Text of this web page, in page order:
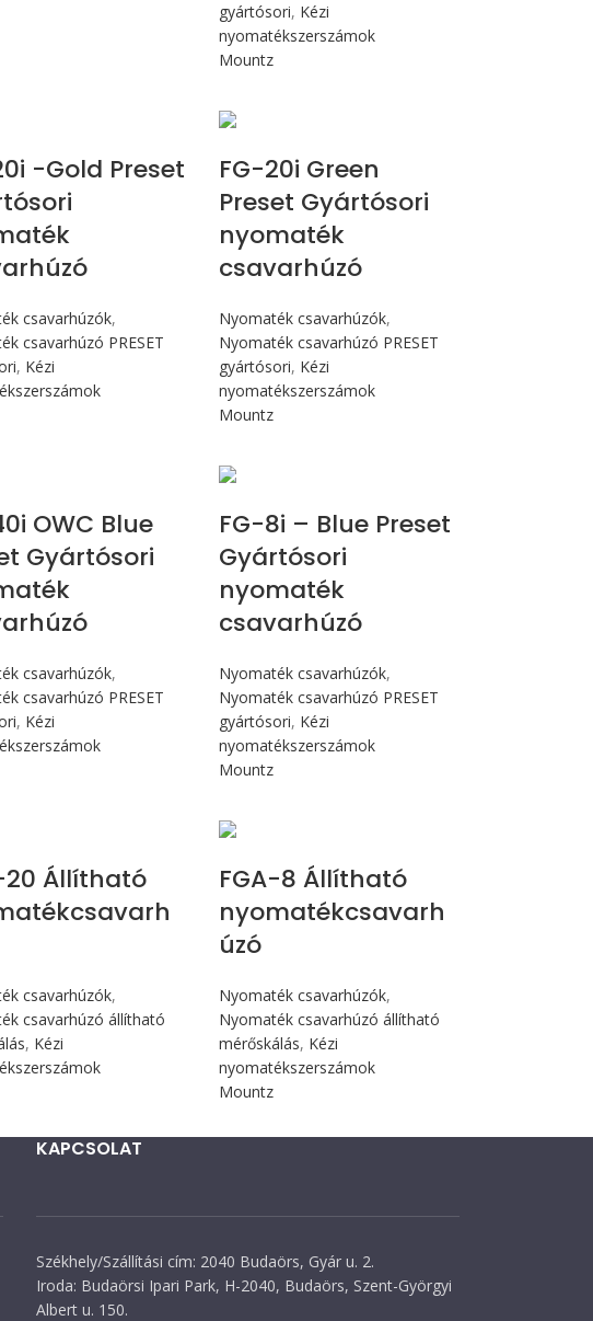
gyártósori, Kézi
nyomatékszerszámok
Mountz
-Gold Preset
csavarhúzók,
csavarhúzó PRESET
, Kézi
FG-20i Green
Preset Gyártósori
nyomaték
csavarhúzó
Nyomaték csavarhúzók,
Nyomaték csavarhúzó PRESET
gyártósori, Kézi
nyomatékszerszámok
Mountz
OWC Blue
Gyártósori
csavarhúzók,
csavarhúzó PRESET
, Kézi
FG-8i – Blue Preset
Gyártósori
nyomaték
csavarhúzó
Nyomaték csavarhúzók,
Nyomaték csavarhúzó PRESET
gyártósori, Kézi
nyomatékszerszámok
Mountz
20 Állítható
csavarhúzók,
csavarhúzó állítható
, Kézi
FGA-8 Állítható
nyomatékcsavarh
úzó
Nyomaték csavarhúzók,
Nyomaték csavarhúzó állítható
mérőskálás, Kézi
nyomatékszerszámok
Mountz
KAPCSOLAT
Székhely/Szállítási cím: 2040 Budaörs, Gyár u. 2.
Iroda: Budaörsi Ipari Park, H-2040, Budaörs, Szent-Györgyi
Albert u. 150.